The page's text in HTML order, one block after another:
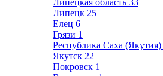
Липецкая область 33
Липецк 25
Елец 6
Грязи 1
Республика Саха (Якутия)
Якутск 22
Покровск 1